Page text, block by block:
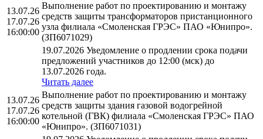
13.07.26
17.07.26
16:00:00
Выполнение работ по проектированию и монтажу
средств защиты трансформаторов пристанционного
узла филиала «Смоленская ГРЭС» ПАО «Юнипро».
(ЗП6071029)
19.07.2026 Уведомление о продлении срока подачи
предложений участников до 12:00 (мск) до
13.07.2026 года.
Читать далее
13.07.26
17.07.26
16:00:00
Выполнение работ по проектированию и монтажу
средств защиты здания газовой водогрейной
котельной (ГВК) филиала «Смоленская ГРЭС» ПАО
«Юнипро». (ЗП6071031)